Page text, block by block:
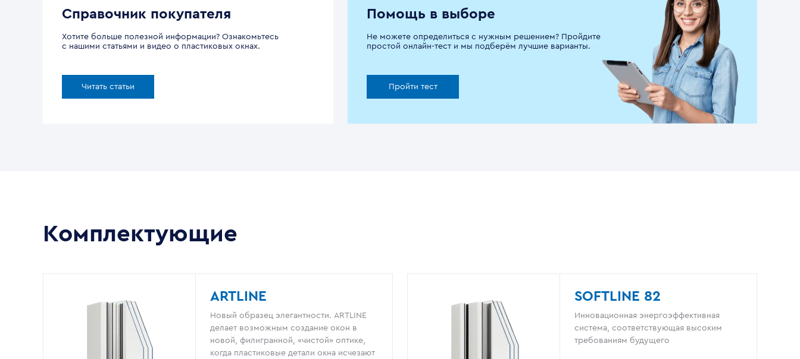
Справочник покупателя
Хотите больше полезной информации? Ознакомьтесь
с нашими статьями и видео о пластиковых окнах.
Читать статьи
Помощь в выборе
Не можете определиться с нужным решением? Пройдите
простой онлайн-тест и мы подберём лучшие варианты.
Пройти тест
Комплектующие
ARTLINE
Новый образец элегантности. ARTLINE
делает возможным создание окон в
новой, филигранной, «чистой» оптике,
когда пластиковые детали окна исчезают
SOFTLINE 82
Инновационная энергоэффективная
система, соответствующая высоким
требованиям будущего